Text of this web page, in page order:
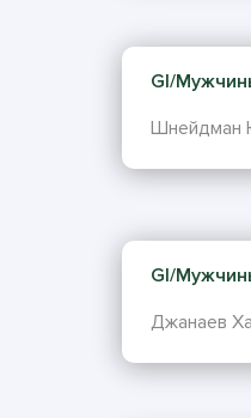
GI/
Шнейдман
GI/
Джанаев